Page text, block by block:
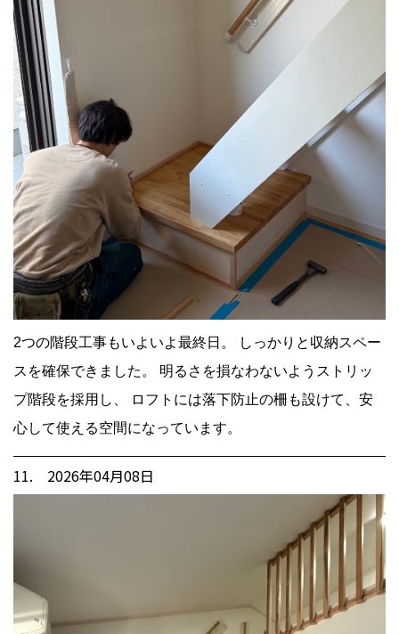
2つの階段工事もいよいよ最終日。 しっかりと収納スペー
スを確保できました。 明るさを損なわないようストリッ
プ階段を採用し、 ロフトには落下防止の柵も設けて、安
心して使える空間になっています。
11. 2026年04月08日